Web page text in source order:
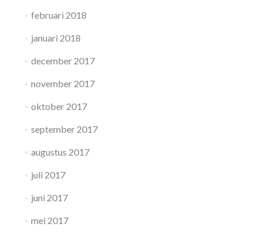
februari 2018
januari 2018
december 2017
november 2017
oktober 2017
september 2017
augustus 2017
juli 2017
juni 2017
mei 2017